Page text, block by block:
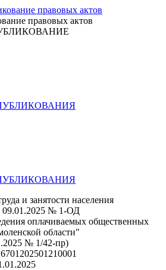
правовых актов
и занятости населения
09.01.2025 № 1-ОД
оплачиваемых общественных
области"
№ 1/42-пр)
6701202501210001